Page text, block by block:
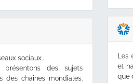
sociaux..
présentons des sujets
des chaînes mondiales,
Les
et
que